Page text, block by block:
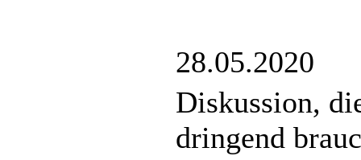
28.05.2020
Diskussion,
dringend